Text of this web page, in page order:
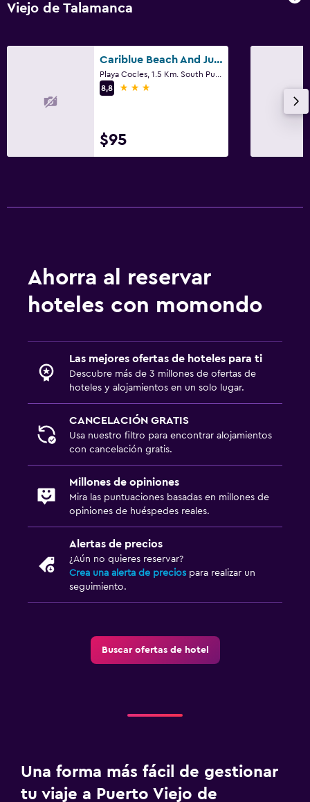
Viejo de Talamanca
Cariblue Beach And Jungle Resort
8,8
3 estrellas
$95
Ahorra al reservar
hoteles con momondo
Las mejores ofertas de hoteles para ti
Descubre más de 3 millones de ofertas de
hoteles y alojamientos en un solo lugar.
CANCELACIÓN GRATIS
Usa nuestro filtro para encontrar alojamientos
con cancelación gratis.
Millones de opiniones
Mira las puntuaciones basadas en millones de
opiniones de huéspedes reales.
Alertas de precios
¿Aún no quieres reservar?
Crea una alerta de precios para realizar un
seguimiento.
Buscar ofertas de hotel
Una forma más fácil de gestionar
tu viaje a Puerto Viejo de